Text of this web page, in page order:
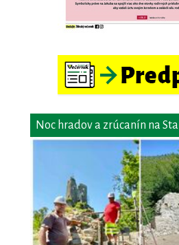
Noc hradov a zrúcanín na